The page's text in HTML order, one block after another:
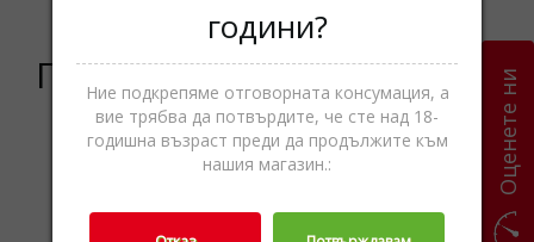
Подобни продукти Оценете ни
години?
Ние подкрепяме отговорната консумация, а
вие трябва да потвърдите, че сте над 18-
годишна възраст преди да продължите към
нашия магазин.: